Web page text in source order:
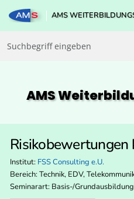
AMS
AMS
Risikobewertungen
Institut: FSS Consulting e.U.
Bereich: Technik, EDV,
Seminarart: Basis-/Grundausbildung